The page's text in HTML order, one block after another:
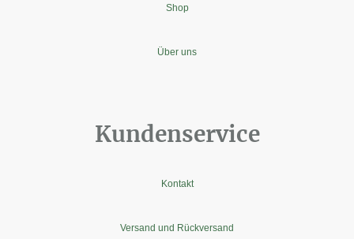
Shop
Über uns
Kundenservice
Kontakt
Versand und Rückversand